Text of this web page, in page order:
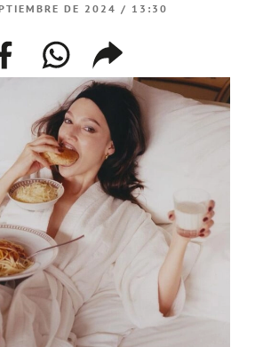
DE 2024 / 13:30
whatsappcompartir
enlace